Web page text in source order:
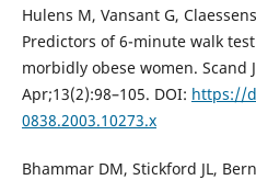
Hulens M, Vansant G,
Predictors of 6-minute walk
morbidly obese women. Scand
Apr;13(2):98–105. DOI: https://
0838.2003.10273.x
Bhammar DM, Stickford JL,